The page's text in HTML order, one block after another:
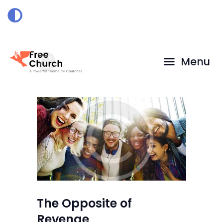
Menu
The Opposite of